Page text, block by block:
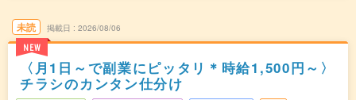
未読
NEW
掲載日 2026/08/06
〈月1日～で副業にピッタリ＊時給1,500円～〉
チラシのカンタン仕分け